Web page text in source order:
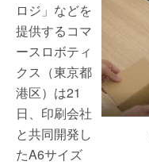
ロジ」などを
提供するコマ
ースロボティ
クス（東京都
港区）は21
日、印刷会社
と共同開発し
たA6サイズ